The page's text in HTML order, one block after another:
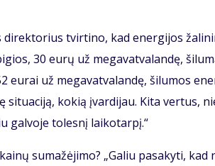
tvirtino, kad energijos
30 eurų už megavatvalandę,
eurai už megavatvalandę, šilumos
kokią įvardijau. Kita vertus,
galvoje tolesnį laikotarpį.“
sumažėjimo? „Galiu pasakyti,